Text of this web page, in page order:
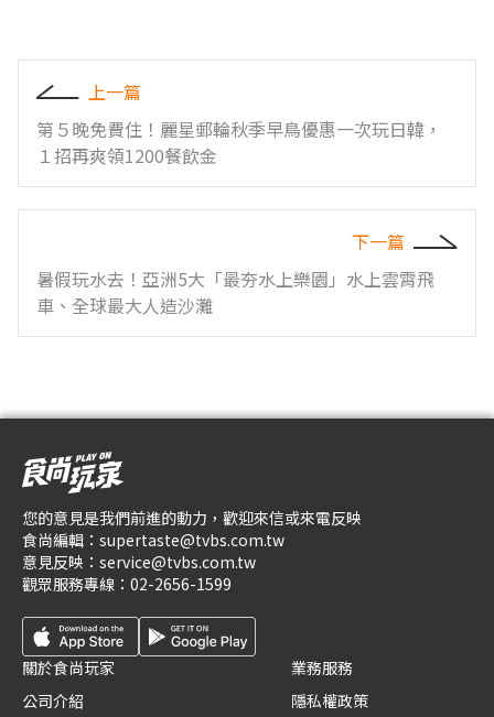
上一篇
第５晚免費住！麗星郵輪秋季早鳥優惠一次玩日韓，
１招再爽領1200餐飲金
下一篇
暑假玩水去！亞洲5大「最夯水上樂園」水上雲霄飛
車、全球最大人造沙灘
您的意見是我們前進的動力，歡迎來信或來電反映
食尚編輯： supertaste@tvbs.com.tw
意見反映： service@tvbs.com.tw
觀眾服務專線： 02-2656-1599
關於食尚玩家
公司介紹
業務服務
隱私權政策